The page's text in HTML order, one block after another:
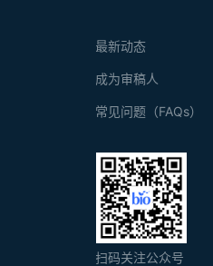
最新动态
成为审稿人
常见问题（FAQs）
扫码关注公众号